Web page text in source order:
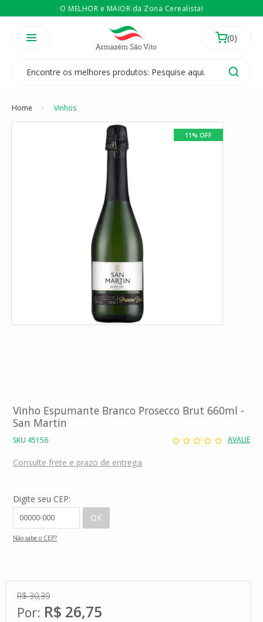
O MELHOR e MAIOR da Zona Cerealista!
Temos 3 lojas físicas na Zona Cerealista de São Paulo!
É revendedor? EntãoCompre no atacado
Home Vinhos
11% OFF
Vinho Espumante Branco Prosecco Brut 660ml -
San Martin
SKU 45156 AVALIE
Consulte frete e prazo de entrega
Digite seu CEP:
Não sabe o CEP?
R$ 30,39
R$ 26,75